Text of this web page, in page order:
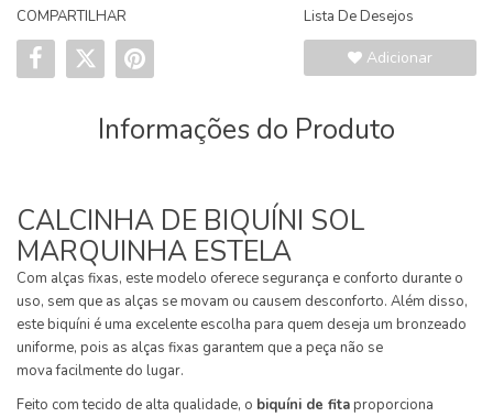
COMPARTILHAR Lista De Desejos
Adicionar
Informações do Produto
CALCINHA DE BIQUÍNI SOL
MARQUINHA ESTELA
Com alças fixas, este modelo oferece segurança e conforto durante o
uso, sem que as alças se movam ou causem desconforto. Além disso,
este biquíni é uma excelente escolha para quem deseja um bronzeado
uniforme, pois as alças fixas garantem que a peça não se
mova facilmente do lugar.
Feito com tecido de alta qualidade, o biquíni de fitaproporciona